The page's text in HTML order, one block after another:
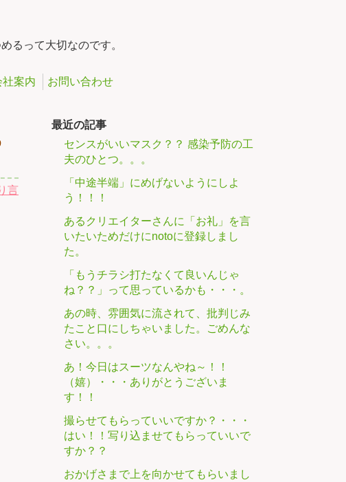
るって大切なのです。
社案内 お問い合わせ
言
最近の記事
センスがいいマスク？？ 感染予防の工
夫のひとつ。。。
「中途半端」にめげないようにしよ
う！！！
あるクリエイターさんに「お礼」を言
いたいためだけにnotoに登録しまし
た。
「もうチラシ打たなくて良いんじゃ
ね？？」って思っているかも・・・。
あの時、雰囲気に流されて、批判じみ
たこと口にしちゃいました。ごめんな
さい。。。
あ！今日はスーツなんやね～！！
（嬉）・・・ありがとうございま
す！！
撮らせてもらっていいですか？・・・
はい！！写り込ませてもらっていいで
すか？？
おかげさまで上を向かせてもらいまし